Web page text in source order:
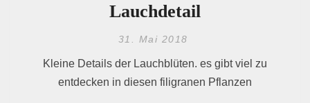
Lauchdetail
31. Mai 2018
Kleine Details der Lauchblüten. es gibt viel zu
entdecken in diesen filigranen Pflanzen